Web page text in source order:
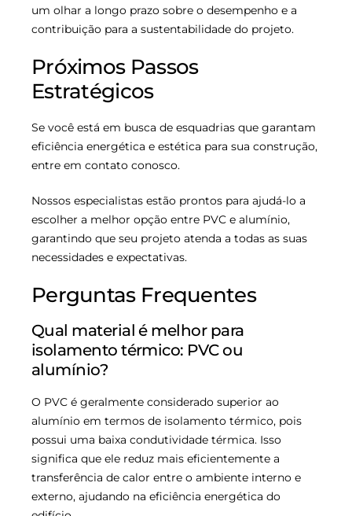
um olhar a longo prazo sobre o desempenho e a
contribuição para a sustentabilidade do projeto.
Próximos Passos
Estratégicos
Se você está em busca de esquadrias que garantam
eficiência energética e estética para sua construção,
entre em contato conosco.
Nossos especialistas estão prontos para ajudá-lo a
escolher a melhor opção entre PVC e alumínio,
garantindo que seu projeto atenda a todas as suas
necessidades e expectativas.
Perguntas Frequentes
Qual material é melhor para
isolamento térmico: PVC ou
alumínio?
O PVC é geralmente considerado superior ao
alumínio em termos de isolamento térmico, pois
possui uma baixa condutividade térmica. Isso
significa que ele reduz mais eficientemente a
transferência de calor entre o ambiente interno e
externo, ajudando na eficiência energética do